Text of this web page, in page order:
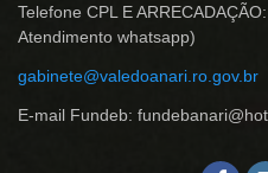
Telefone CPL E
Atendimento whatsapp)
gabinete@valedoanari.ro.gov.br
E-mail Fundeb: